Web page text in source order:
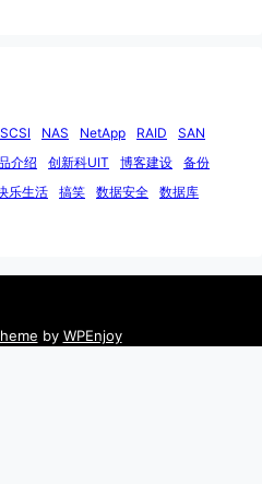
NAS NetApp RAID
SAN
介绍 创新科UIT 博客建设
备份
乐生活 搞笑 数据安全
数据库
by WPEnjoy